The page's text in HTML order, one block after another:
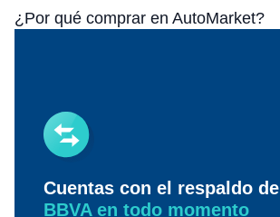
¿Por qué comprar en AutoMarket?
Cuentas con el respaldo de
BBVA en todo momento